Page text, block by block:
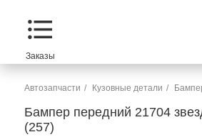
Автозапчасти Кузовные детали
Бампер передний 21704
(257)